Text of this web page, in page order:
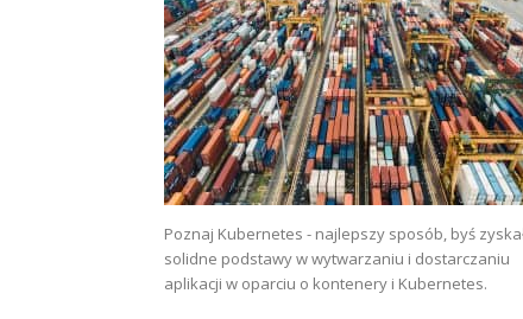
Poznaj Kubernetes - najlepszy sposób, byś
solidne podstawy w wytwarzaniu i dostarczaniu
aplikacji w oparciu o kontenery i Kubernetes.